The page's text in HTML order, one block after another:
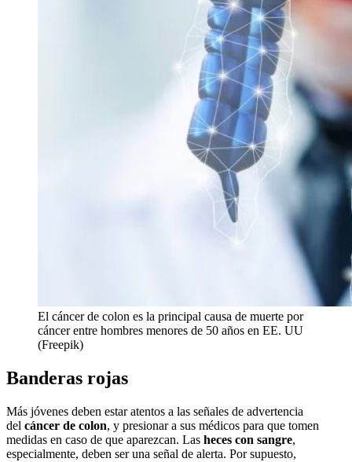
El cáncer de colon es la principal causa de muerte por
cáncer entre hombres menores de 50 años en EE. UU
(Freepik)
Banderas rojas
Más jóvenes deben estar atentos a las señales de advertencia
del cáncer de colon, y presionar a sus médicos para que tomen
medidas en caso de que aparezcan. Las heces con sangre,
especialmente, deben ser una señal de alerta. Por supuesto,